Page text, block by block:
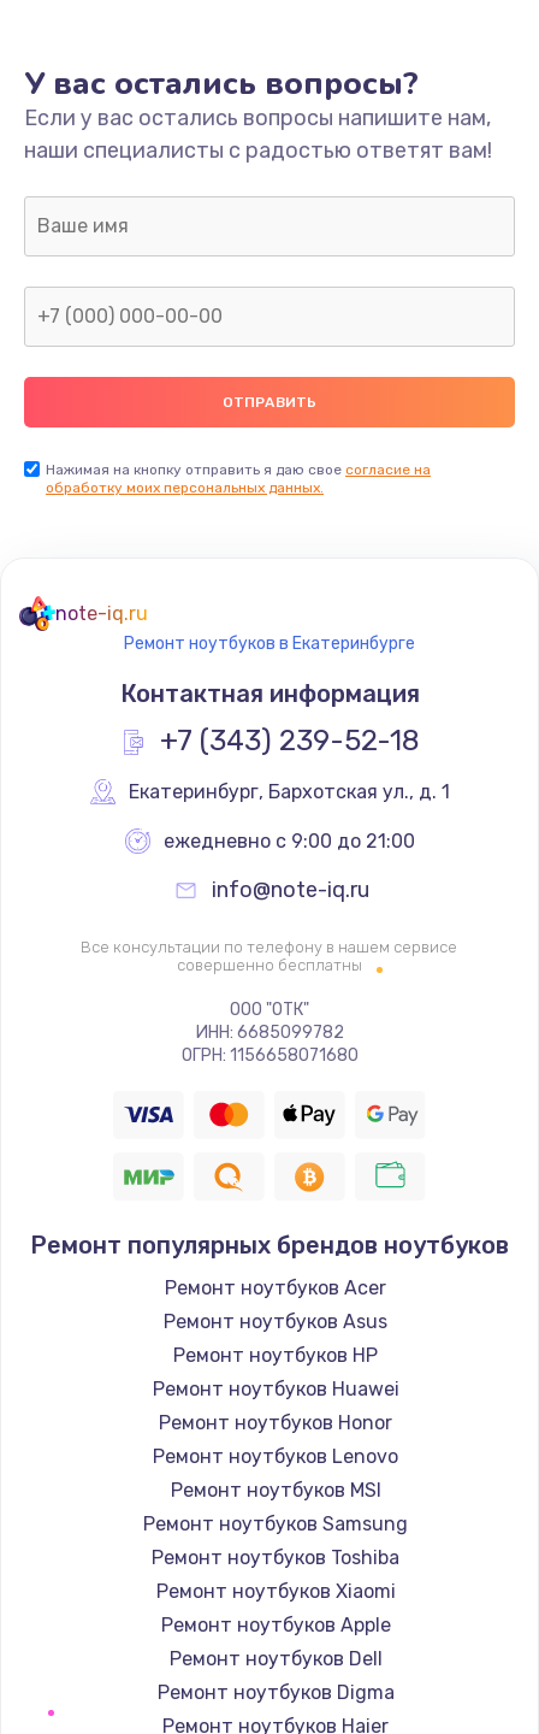
Замена материнской платы
1760 руб.
Заказать
Замена USB порта
1245 руб.
Заказать
Замена оперативной памяти
960 руб.
Заказать
Замена процессора
1645 руб.
Заказать
Замена термопасты
Заказать
Замена шлейфа матрицы
Заказать
Замена экрана
940 руб.
Заказать
Замена северного моста
2750 руб.
Заказать
Восстановление данных
990 руб.
Заказать
Замена SSD
У вас остались вопросы?
Если у вас остались вопросы напишите нам,
наши специалисты с радостью ответят вам!
Нажимая на кнопку отправить я даю свое согласие на
обработку моих персональных данных.
note-iq.ru
Ремонт ноутбуков в Екатеринбурге
Контактная информация
+7 (343) 239-52-18
Екатеринбург, Бархотская ул., д. 1
ежедневно с 9:00 до 21:00
info@note-iq.ru
Все консультации по телефону в нашем сервисе
совершенно бесплатны
ООО "ОТК"
ИНН: 6685099782
ОГРН: 1156658071680
Ремонт популярных брендов ноутбуков
Ремонт ноутбуков Acer
Ремонт ноутбуков Asus
Ремонт ноутбуков HP
Ремонт ноутбуков Huawei
Ремонт ноутбуков Honor
Ремонт ноутбуков Lenovo
Ремонт ноутбуков MSI
Ремонт ноутбуков Samsung
Ремонт ноутбуков Toshiba
Ремонт ноутбуков Xiaomi
Ремонт ноутбуков Apple
Ремонт ноутбуков Dell
Ремонт ноутбуков Digma
Ремонт ноутбуков Haier